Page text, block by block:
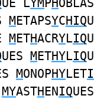
UE LYMPH
METAPSYCHIQ
METHACRYLIQ
UES METHYLIQ
MONOPHYLET
MYASTHENIQUES